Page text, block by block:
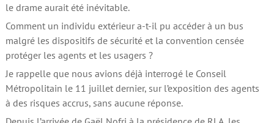
le drame aurait été inévitable.
Comment un individu extérieur a-t-il pu accéder à un bus
malgré les dispositifs de sécurité et la convention censée
protéger les agents et les usagers ?
Je rappelle que nous avions déjà interrogé le Conseil
Métropolitain le 11 juillet dernier, sur l’exposition des agents
à des risques accrus, sans aucune réponse.